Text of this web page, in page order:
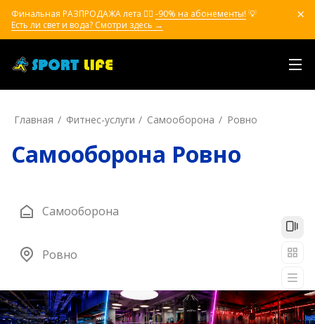
Финальная РАЗПРОДАЖА лета ❤️‍🔥 -90% на абонементы! 💡
Есть ли свет и вода? Смотри здесь →
Главная Фитнес-услуги Самооборона Ровно
Самооборона Ровно
Самооборона
Ровно